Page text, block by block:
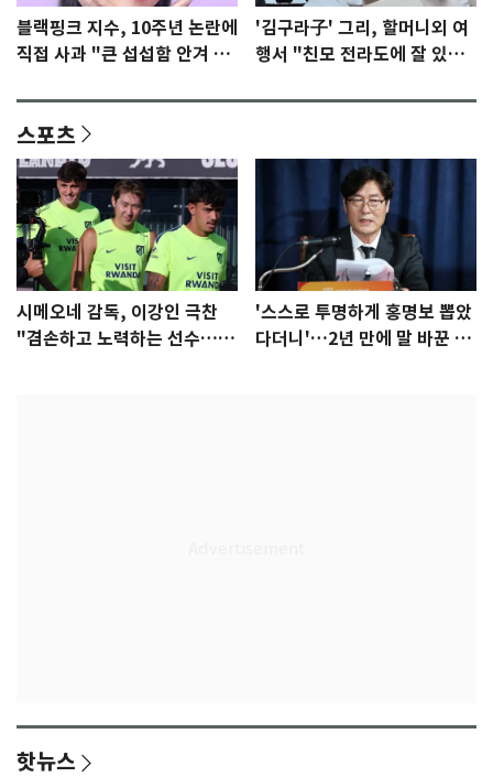
블랙핑크 지수, 10주년 논란에
직접 사과 "큰 섭섭함 안겨 미
'김구라子' 그리, 할머니외 여
행서 "친모 전라도에 잘 있
스포츠
시메오네 감독, 이강인 극찬
"겸손하고 노력하는 선수…좋
'스스로 투명하게 홍명보 뽑았
다더니'…2년 만에 말 바꾼 이
핫뉴스